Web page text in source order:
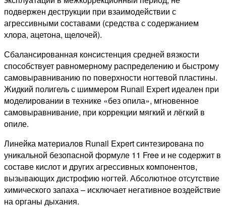
подвержен деструкции при взаимодействии с
агрессивными составами (средства с содержанием
хлора, ацетона, щелочей).
Сбалансированная консистенция средней вязкости
способствует равномерному распределению и быстрому
самовыравниванию по поверхности ногтевой пластины.
Жидкий полигель с шиммером Runail Expert идеален при
моделировании в технике «без опила», мгновенное
самовыравнивание, при коррекции мягкий и лёгкий в
опиле.
Линейка материалов Runail Expert синтезирована по
уникальной безопасной формуле 11 Free и не содержит в
составе кислот и других агрессивных компонентов,
вызывающих дистрофию ногтей. Абсолютное отсутствие
химического запаха – исключает негативное воздействие
на органы дыхания.